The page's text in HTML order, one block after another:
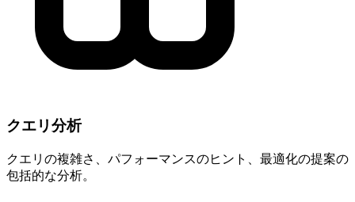
クエリ分析
クエリの複雑さ、パフォーマンスのヒント、最適化の提案の
包括的な分析。